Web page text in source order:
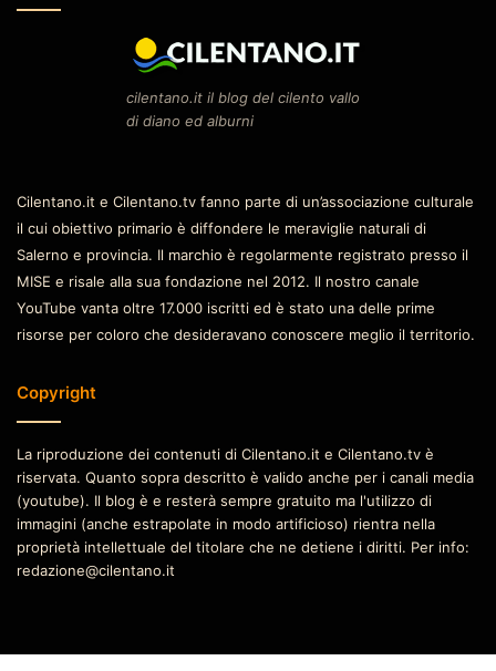
cilentano.it il blog del cilento vallo
di diano ed alburni
Cilentano.it e Cilentano.tv fanno parte di un’associazione culturale
il cui obiettivo primario è diffondere le meraviglie naturali di
Salerno e provincia. Il marchio è regolarmente registrato presso il
MISE e risale alla sua fondazione nel 2012. Il nostro canale
YouTube vanta oltre 17.000 iscritti ed è stato una delle prime
risorse per coloro che desideravano conoscere meglio il territorio.
Copyright
La riproduzione dei contenuti di Cilentano.it e Cilentano.tv è
riservata. Quanto sopra descritto è valido anche per i canali media
(youtube). Il blog è e resterà sempre gratuito ma l'utilizzo di
immagini (anche estrapolate in modo artificioso) rientra nella
proprietà intellettuale del titolare che ne detiene i diritti. Per info:
redazione@cilentano.it